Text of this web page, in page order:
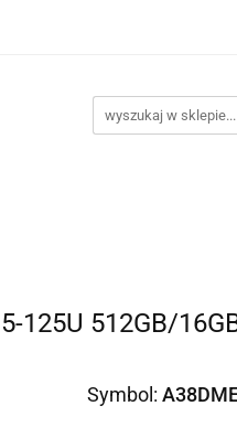
125U 512GB/
Symbol: